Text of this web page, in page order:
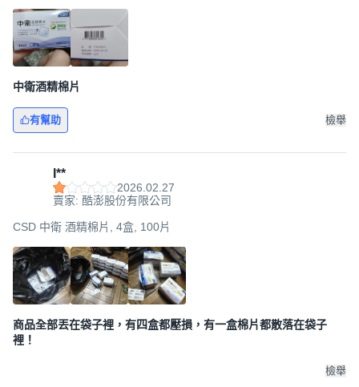
中衛酒精棉片
有幫助 檢舉
I**
2026.02.27
賣家: 酷澎股份有限公司
CSD 中衛 酒精棉片, 4盒, 100片
商品全部丟在袋子裡，有四盒都壓損，有一盒棉片都散落在袋子
裡！
檢舉